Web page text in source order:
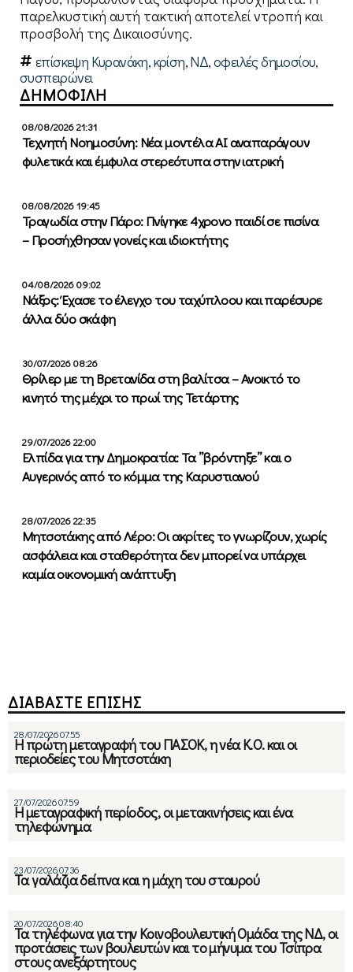
παρελκυστική αυτή τακτική αποτελεί ντροπή και
προσβολή της Δικαιοσύνης.
επίσκεψη Κυρανάκη,κρίση,ΝΔ,οφειλές δημοσίου,
συσπειρώνει
ΔΗΜΟΦΙΛΗ
08/08/2026 21:31
Τεχνητή Νοημοσύνη: Νέα μοντέλα ΑΙ αναπαράγουν
φυλετικά και έμφυλα στερεότυπα στην ιατρική
08/08/2026 19:45
Τραγωδία στην Πάρο: Πνίγηκε 4χρονο παιδί σε πισίνα
– Προσήχθησαν γονείς και ιδιοκτήτης
04/08/2026 09:02
Νάξος: Έχασε το έλεγχο του ταχύπλοου και παρέσυρε
άλλα δύο σκάφη
30/07/2026 08:26
Θρίλερ με τη Βρετανίδα στη βαλίτσα – Ανοικτό το
κινητό της μέχρι το πρωί της Τετάρτης
29/07/2026 22:00
Ελπίδα για την Δημοκρατία: Τα ”βρόντηξε” και ο
Αυγερινός από το κόμμα της Καρυστιανού
28/07/2026 22:35
Μητσοτάκης από Λέρο: Οι ακρίτες το γνωρίζουν, χωρίς
ασφάλεια και σταθερότητα δεν μπορεί να υπάρχει
καμία οικονομική ανάπτυξη
ΔΙΑΒΑΣΤΕ ΕΠΙΣΗΣ
28/07/2026 07:55
Η πρώτη μεταγραφή του ΠΑΣΟΚ, η νέα Κ.Ο. και οι
περιοδείες του Μητσοτάκη
27/07/2026 07:59
Η μεταγραφική περίοδος, οι μετακινήσεις και ένα
τηλεφώνημα
23/07/2026 07:36
Τα γαλάζια δείπνα και η μάχη του σταυρού
20/07/2026 08:40
Τα τηλέφωνα για την Κοινοβουλευτική Ομάδα της ΝΔ, οι
προτάσεις των βουλευτών και το μήνυμα του Τσίπρα
στους ανεξάρτητους